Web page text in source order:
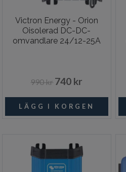
Victron Energy - Orion
Oisolerad DC-DC-
omvandlare 24/12-25A
990 kr 740 kr